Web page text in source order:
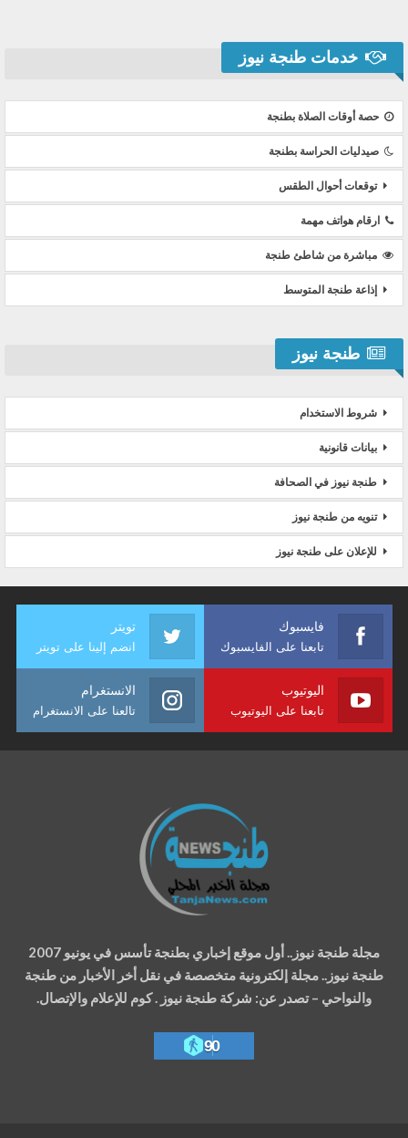
خدمات طنجة نيوز
حصة أوقات الصلاة بطنجة
صيدليات الحراسة بطنجة
توقعات أحوال الطقس
ارقام هواتف مهمة
مباشرة من شاطئ طنجة
إذاعة طنجة المتوسط
طنجة نيوز
شروط الاستخدام
بيانات قانونية
طنجة نيوز في الصحافة
تنويه من طنجة نيوز
للإعلان على طنجة نيوز
فايسبوك
تابعنا على الفايسبوك
تويتر
انضم إلينا على تويتر
اليوتيوب
تابعنا على اليوتيوب
الانستغرام
تالعنا على الانستغرام
مجلة طنجة نيوز.. أول موقع إخباري بطنجة تأسس في يونيو 2007
طنجة نيوز.. مجلة إلكترونية متخصصة في نقل أخر الأخبار من طنجة
والنواحي – تصدر عن: شركة طنجة نيوز . كوم للإعلام والإتصال.
90